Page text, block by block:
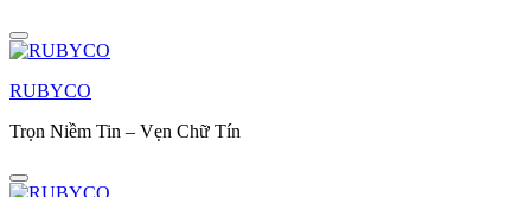
RUBYCO
Trọn Niềm Tin – Vẹn Chữ Tín